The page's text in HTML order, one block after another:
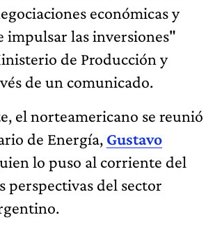
económicas y
impulsar las inversiones"
de Producción y
de un comunicado.
el norteamericano se reunió
de Energía, Gustavo
lo puso al corriente del
perspectivas del sector